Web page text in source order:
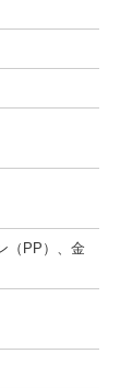
（PP）、金